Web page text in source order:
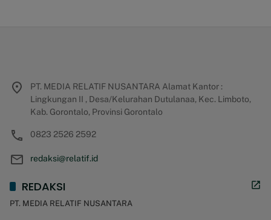
PT. MEDIA RELATIF NUSANTARA Alamat Kantor :
Lingkungan II , Desa/Kelurahan Dutulanaa, Kec. Limboto,
Kab. Gorontalo, Provinsi Gorontalo
0823 2526 2592
redaksi@relatif.id
REDAKSI
PT. MEDIA RELATIF NUSANTARA